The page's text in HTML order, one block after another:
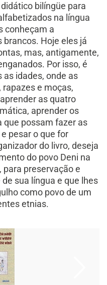
bilíngüe para
na língua
conheçam a
Hoje eles já
mas, antigamente,
Por isso, é
idades, onde as
rapazes e moças,
as quatro
aprender os
que possam fazer as
pesar o que for
do livro, deseja
do povo Deni na
para preservação e
sua língua e que lhes
como povo de um
etnias.